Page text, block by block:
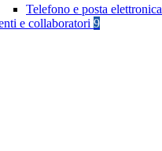
Telefono e posta elettronica
e collaboratori 9